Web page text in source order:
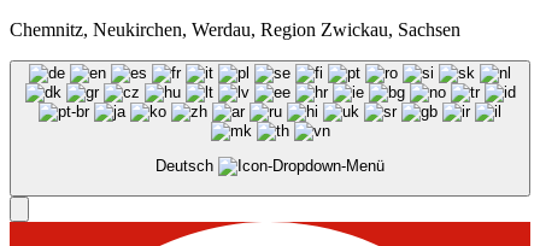
Chemnitz, Neukirchen, Werdau, Region Zwickau, Sachsen
Deutsch